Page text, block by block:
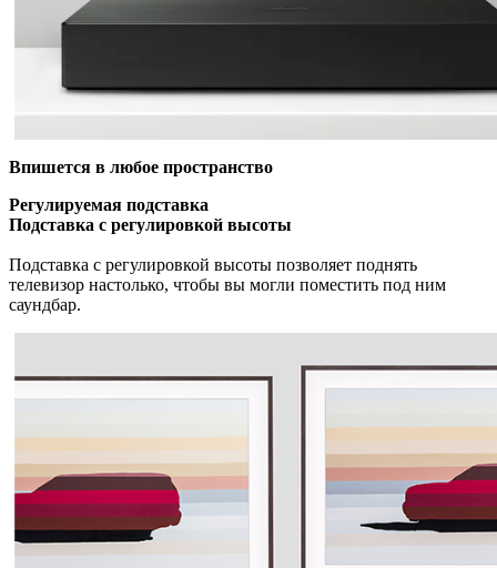
Впишется в любое пространство
Регулируемая подставка
Подставка с регулировкой высоты
Подставка с регулировкой высоты позволяет поднять
телевизор настолько, чтобы вы могли поместить под ним
саундбар.